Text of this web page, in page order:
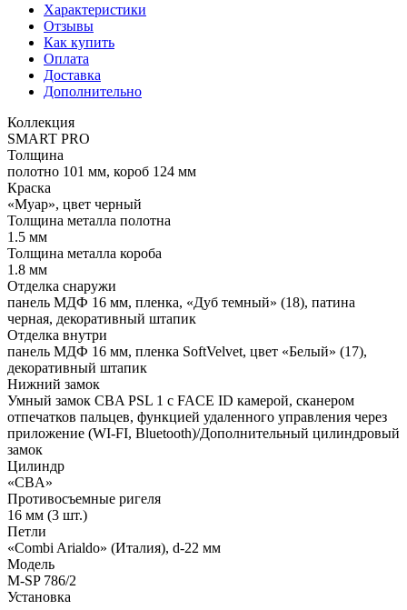
Характеристики
Отзывы
Как купить
Оплата
Доставка
Дополнительно
Коллекция
SMART PRO
Толщина
полотно 101 мм, короб 124 мм
Краска
«Муар», цвет черный
Толщина металла полотна
1.5 мм
Толщина металла короба
1.8 мм
Отделка снаружи
панель МДФ 16 мм, пленка, «Дуб темный» (18), патина
черная, декоративный штапик
Отделка внутри
панель МДФ 16 мм, пленка SoftVelvet, цвет «Белый» (17),
декоративный штапик
Нижний замок
Умный замок CBA PSL 1 с FACE ID камерой, сканером
отпечатков пальцев, функцией удаленного управления через
приложение (WI-FI, Bluetooth)/Дополнительный цилиндровый
замок
Цилиндр
«CBA»
Противосъемные ригеля
16 мм (3 шт.)
Петли
«Combi Arialdo» (Италия), d-22 мм
Модель
М-SP 786/2
Установка